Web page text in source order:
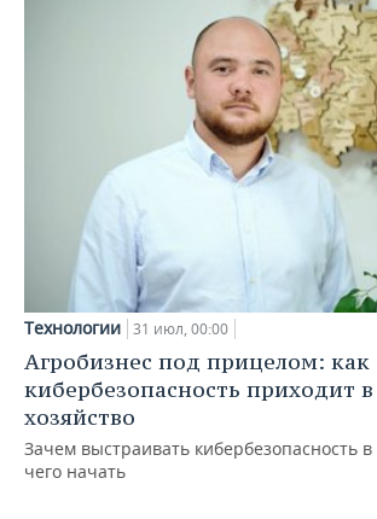
Технологии 31 июл, 00:00
Агробизнес под прицелом: как
кибербезопасность приходит в
хозяйство
Зачем выстраивать кибербезопасность в
чего начать